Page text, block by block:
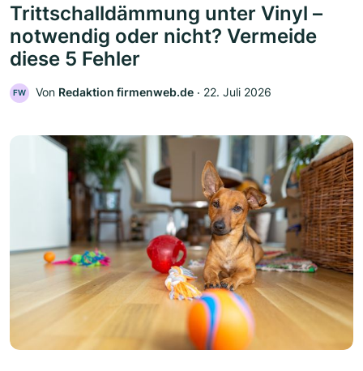
Trittschalldämmung unter Vinyl –
notwendig oder nicht? Vermeide
diese 5 Fehler
FW Von Redaktion firmenweb.de ‧ 22. Juli 2026